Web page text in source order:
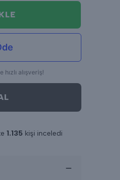
1.135 kişi inceledi